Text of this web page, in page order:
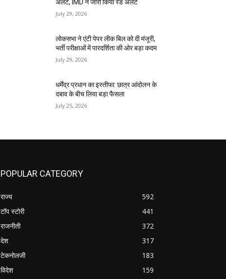
अलर्ट, IMD ने जारी किया रेड अलर्ट
July 29, 2026
लोकसभा ने एंटी पेपर लीक बिल को दी मंजूरी,
भर्ती परीक्षाओं में पारदर्शिता की ओर बड़ा कदम
July 29, 2026
धर्मेंद्र प्रधान का इस्तीफा: छात्र आंदोलन के
दबाव के बीच लिया बड़ा फैसला
July 25, 2026
POPULAR CATEGORY
राज्य
592
टॉप स्टोरी
441
राजनीती
372
देश
317
टेकनोलजी
183
विदेश
159